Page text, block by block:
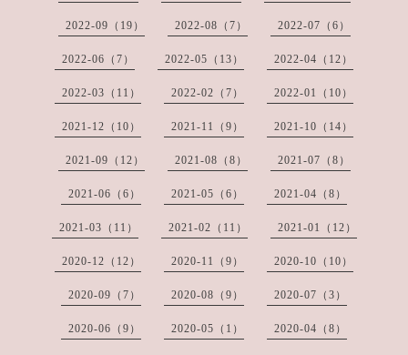
2022-09（19） 2022-08（7） 2022-07（6）
2022-06（7） 2022-05（13） 2022-04（12）
2022-03（11） 2022-02（7） 2022-01（10）
2021-12（10） 2021-11（9） 2021-10（14）
2021-09（12） 2021-08（8） 2021-07（8）
2021-06（6） 2021-05（6） 2021-04（8）
2021-03（11） 2021-02（11） 2021-01（12）
2020-12（12） 2020-11（9） 2020-10（10）
2020-09（7） 2020-08（9） 2020-07（3）
2020-06（9） 2020-05（1） 2020-04（8）